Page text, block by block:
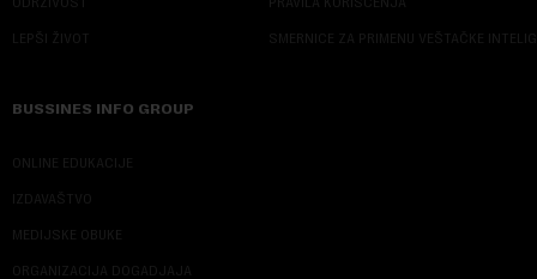
LEPŠI ŽIVOT SMERNICE ZA PRIMENU VEŠTAČKE
BUSSINES INFO GROUP
ONLINE EDUKACIJE
IZDAVAŠTVO
MEDIJSKE OBUKE
ORGANIZACIJA DOGADJAJA